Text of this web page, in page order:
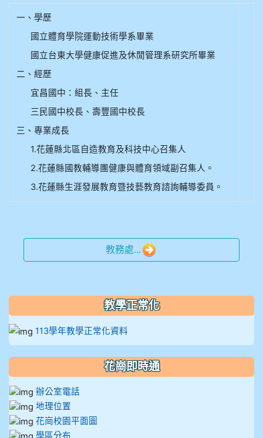
909林玉楓
909林朝智
910謝尚橙
910呂芃澔
910溫婕伶
911王祉傑
911張 婷
912彭子宸
914王苡澄
一、學歷
國立體育學院運動技術學系畢業
國立台東大學健康促進及休閒管理系研究所畢業
二、經歷
宜昌國中：組長、主任
三民國中校長、壽豐國中校長
三、專業成長
1.花蓮縣北區自造教育及科技中心召集人
2.花蓮縣國教輔導團健康與體育領域副召集人。
3.花蓮縣生涯發展教育暨技藝教育諮詢輔導委員。
教務處...
教學正常化
113學年教學正常化資料
花崗即時通
辦公室電話
地理位置
花崗校園平面圖
學區分布